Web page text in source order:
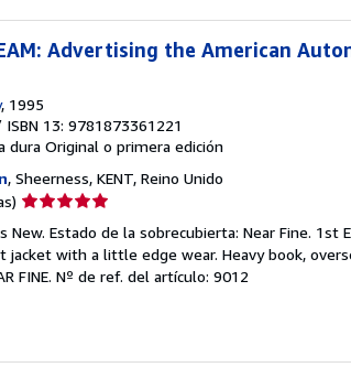
Advertising the American
, 1995
ISBN 13: 9781873361221
dura Original o primera edición
, Sheerness, KENT, Reino Unido
Calificación
vendedor:
5
de
New. Estado de la sobrecubierta: Near Fine.
jacket with a little edge wear. Heavy book,
FINE. Nº de ref. del artículo: 9012